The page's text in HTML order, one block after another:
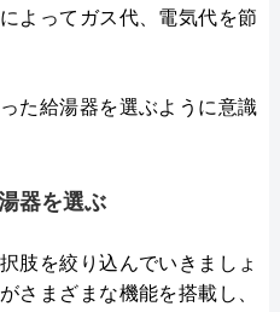
よってガス代、電気代を節
た給湯器を選ぶように意識
器を選ぶ
肢を絞り込んでいきましょ
さまざまな機能を搭載し、